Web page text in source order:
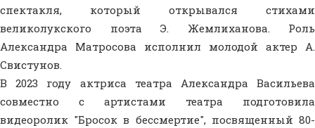
спектакля, который открывался стихами
великолукского поэта Э. Жемлиханова. Роль
Александра Матросова исполнил молодой актер А.
Свистунов.
В 2023 году актриса театра Александра Васильева
совместно с артистами театра подготовила
видеоролик "Бросок в бессмертие", посвященный 80-